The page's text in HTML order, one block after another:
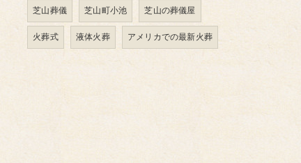
芝山葬儀 芝山町小池 芝山の葬儀屋
火葬式 液体火葬 アメリカでの最新火葬